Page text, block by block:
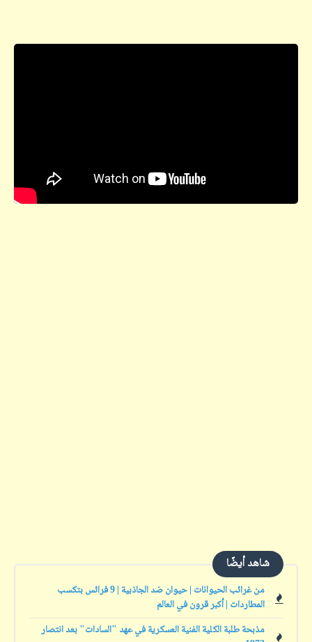
شاهد أيضًا
من غرائب الحيوانات | حيوان ضد الجاذبية | 9 فرائس بتكسب
المطاردات | أكبر قرون في العالم
مذبحة طلبة الكلية الفنية العسكرية في عهد "السادات" بعد انتصار